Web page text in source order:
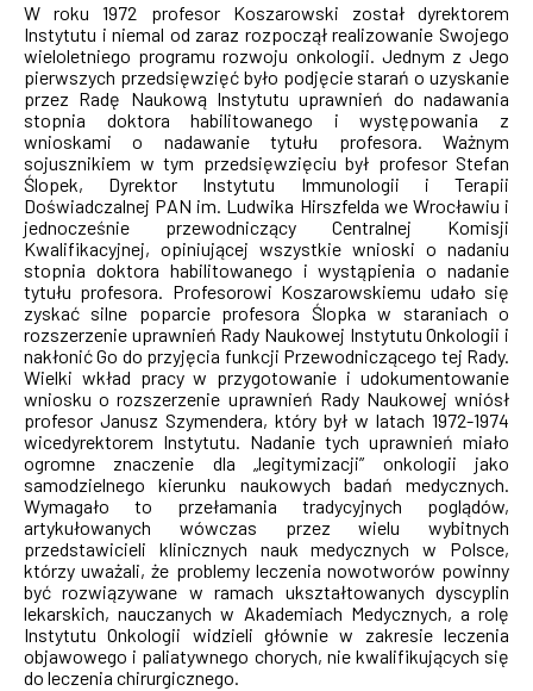
W roku 1972 profesor Koszarowski został dyrektorem
Instytutu i niemal od zaraz rozpoczął realizowanie Swojego
wieloletniego programu rozwoju onkologii. Jednym z Jego
pierwszych przedsięwzięć było podjęcie starań o uzyskanie
przez Radę Naukową Instytutu uprawnień do nadawania
stopnia doktora habilitowanego i występowania z
wnioskami o nadawanie tytułu profesora. Ważnym
sojusznikiem w tym przedsięwzięciu był profesor Stefan
Ślopek, Dyrektor Instytutu Immunologii i Terapii
Doświadczalnej PAN im. Ludwika Hirszfelda we Wrocławiu i
jednocześnie przewodniczący Centralnej Komisji
Kwalifikacyjnej, opiniującej wszystkie wnioski o nadaniu
stopnia doktora habilitowanego i wystąpienia o nadanie
tytułu profesora. Profesorowi Koszarowskiemu udało się
zyskać silne poparcie profesora Ślopka w staraniach o
rozszerzenie uprawnień Rady Naukowej Instytutu Onkologii i
nakłonić Go do przyjęcia funkcji Przewodniczącego tej Rady.
Wielki wkład pracy w przygotowanie i udokumentowanie
wniosku o rozszerzenie uprawnień Rady Naukowej wniósł
profesor Janusz Szymendera, który był w latach 1972-1974
wicedyrektorem Instytutu. Nadanie tych uprawnień miało
ogromne znaczenie dla „legitymizacji” onkologii jako
samodzielnego kierunku naukowych badań medycznych.
Wymagało to przełamania tradycyjnych poglądów,
artykułowanych wówczas przez wielu wybitnych
przedstawicieli klinicznych nauk medycznych w Polsce,
którzy uważali, że problemy leczenia nowotworów powinny
być rozwiązywane w ramach ukształtowanych dyscyplin
lekarskich, nauczanych w Akademiach Medycznych, a rolę
Instytutu Onkologii widzieli głównie w zakresie leczenia
objawowego i paliatywnego chorych, nie kwalifikujących się
do leczenia chirurgicznego.